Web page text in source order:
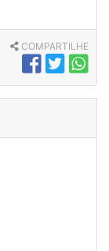
COMPARTILHE